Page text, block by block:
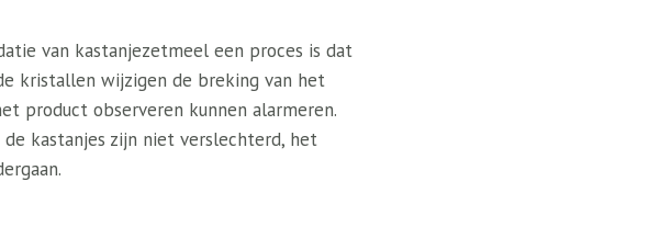
van kastanjezetmeel een proces is dat
kristallen wijzigen de breking van het
product observeren kunnen alarmeren.
kastanjes zijn niet verslechterd, het